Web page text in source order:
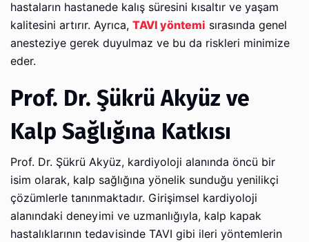
hastaların hastanede kalış süresini kısaltır ve yaşam
kalitesini artırır. Ayrıca, TAVI yöntemi sırasında genel
anesteziye gerek duyulmaz ve bu da riskleri minimize
eder.
Prof. Dr. Şükrü Akyüz ve
Kalp Sağlığına Katkısı
Prof. Dr. Şükrü Akyüz, kardiyoloji alanında öncü bir
isim olarak, kalp sağlığına yönelik sunduğu yenilikçi
çözümlerle tanınmaktadır. Girişimsel kardiyoloji
alanındaki deneyimi ve uzmanlığıyla, kalp kapak
hastalıklarının tedavisinde TAVI gibi ileri yöntemlerin